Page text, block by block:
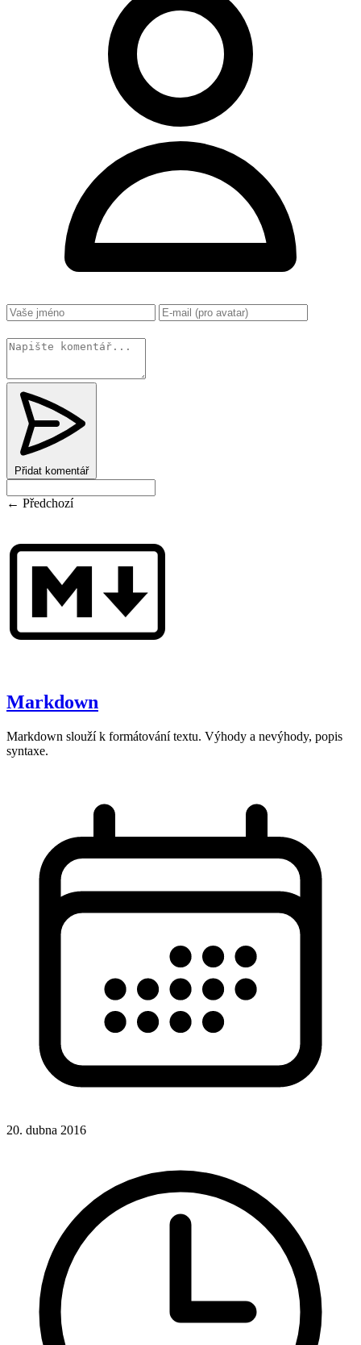
Přidat komentář
← Předchozí
Markdown
Markdown slouží k formátování textu. Výhody a nevýhody, popis
syntaxe.
20. dubna 2016